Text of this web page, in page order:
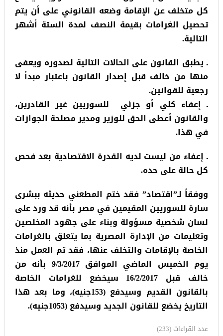
كل متخلف عن الإقامة وضعه القانوني على أن يتم
تحصيل الغرامات بقيمة النصف لمدة الستة أشهر
التالية.
ـ يطبق القانون على الحالات التالية لصدوره ويعفى
منها من خالف قبل إصدار القانون باعتبار مبدأ لا
رجعية للقوانين.
ـ إعفاء كلي أو جزئي للسوريين غير القادرين،
والقانون أعطى الحق للوزير ومدير مصلحة الجوازات
في هذا.
ـ إعفاء من ليست لديه القدرة الاقتصادية بعد فحص
كل حالة على حده.
ووفقاً لـ”اقتصاد” فقد ختم المطعني حديثه ببشرى
سارة للسوريين المقيمين في مصر بأنه قد ورد على
لسان شخصية مسؤولة وبناء على جهود المخلصين
وتعليمات من الإدارة المصرية بما يتعلق بالغرامات
الخاصة بالإقامات والتخلف عنها، فقد تم العمل منذ
يوم الخميس الماضي الموافق 9/3/2017 بأنه من
خالف قبل 16/2/2017 سيخضع للغرامات الخاصة
بالقانون القديم وسيدفع (153جنيه)، وما بعد هذا
التاريخ يخضع للقانون الجديد وسيدفع (1053جنيه).
عدد القراءات (233)